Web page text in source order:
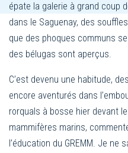
épate la galerie à grand coup
dans le Saguenay, des
que des phoques communs
des bélugas sont aperçus.
C’est devenu une habitude,
encore aventurés dans
rorquals à bosse hier devant
mammifères marins,
l’éducation du GREMM. Je